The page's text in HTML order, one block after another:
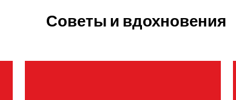
Советы и вдохновения